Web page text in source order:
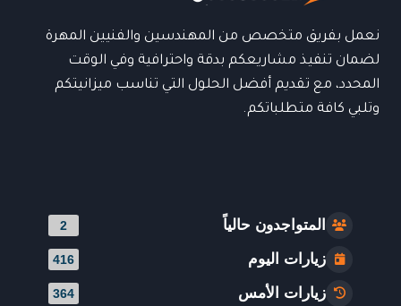
نعمل بفريق متخصص من المهندسين والفنيين المهرة
لضمان تنفيذ مشاريعكم بدقة واحترافية وفي الوقت
المحدد، مع تقديم أفضل الحلول التي تناسب ميزانيتكم
وتلبي كافة متطلباتكم.
المتواجدون حالياً 2
زيارات اليوم 416
زيارات الأمس 364